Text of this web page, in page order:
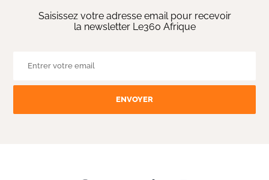
Saisissez votre adresse email pour recevoir
la newsletter Le360 Afrique
ENVOYER